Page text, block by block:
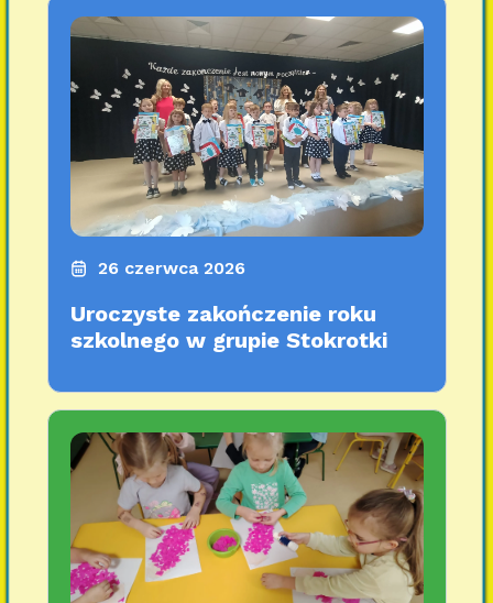
26 czerwca 2026
Uroczyste zakończenie roku
szkolnego w grupie Stokrotki